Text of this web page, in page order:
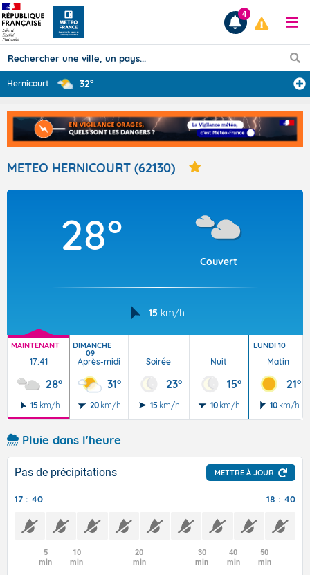
Prévisions
TOUS LES RÉSULTATS
Articles
4
Hernicourt 32°
METEO HERNICOURT (62130)
28°
Couvert
15 km/h
MAINTENANT
17:41
28°
15 km/h
DIMANCHE
09
Après-midi
31°
20 km/h
Soirée
23°
15 km/h
Nuit
15°
10 km/h
LUNDI 10
Matin
21°
10 km/h
Pluie dans l'heure
Pas de précipitations METTRE À JOUR
17 : 40 18 : 40
5
min
10
min
20
min
30
min
40
min
50
min